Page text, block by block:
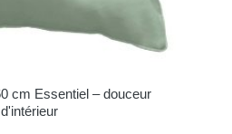
cm Essentiel – douceur
d'intérieur